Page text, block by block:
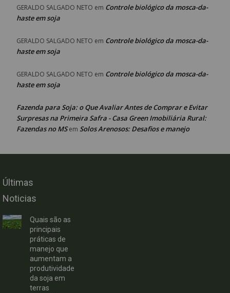
GERALDO SALGADO NETO em Controle biológico da mosca-da-
haste em soja
GERALDO SALGADO NETO em Controle biológico da mosca-da-
haste em soja
GERALDO SALGADO NETO em Controle biológico da mosca-da-
haste em soja
Fazenda para Soja: o Que Avaliar Antes de Comprar e Evitar
Surpresas na Primeira Safra - Casa Green Imobiliária Rural:
Fazendas no MSem Solos Arenosos: Desafios e manejo
Últimas
Noticias
Quais são as
principais
práticas de
manejo que
aumentam a
produtividade
da soja em
terras